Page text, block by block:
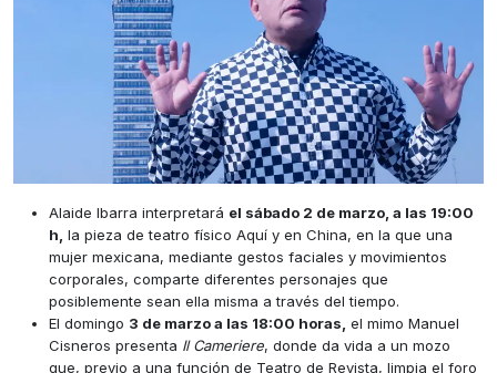
Alaide Ibarra interpretará el sábado 2 de marzo, a las 19:00
h, la pieza de teatro físico Aquí y en China, en la que una
mujer mexicana, mediante gestos faciales y movimientos
corporales, comparte diferentes personajes que
posiblemente sean ella misma a través del tiempo.
El domingo 3 de marzo a las 18:00 horas, el mimo Manuel
Cisneros presenta Il Cameriere, donde da vida a un mozo
que, previo a una función de Teatro de Revista, limpia el foro